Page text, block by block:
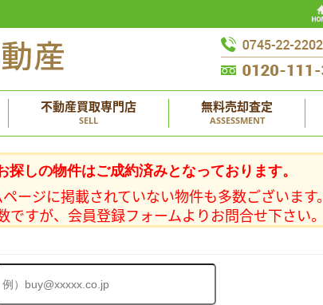
不動産買取専門店
SELL
無料売却査定
ASSESSMENT
探しの物件はご成約済みとなっております。
ージに掲載されていない物件も多数ございます。
ですが、会員登録フォームよりお問合せ下さい。